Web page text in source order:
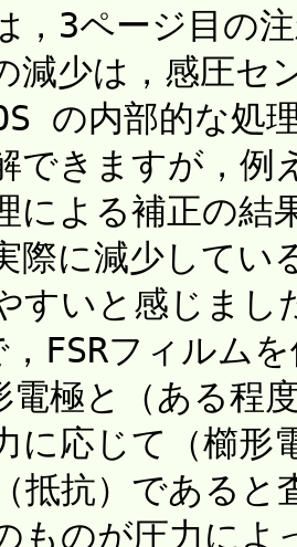
，3ページ目の
減少は，感圧
の内部的な処
できますが，例
による補正の結
際に減少してい
すいと感じまし
FSRフィルム
電極と（ある程
に応じて（櫛形
抵抗）であると
ものが圧力によ